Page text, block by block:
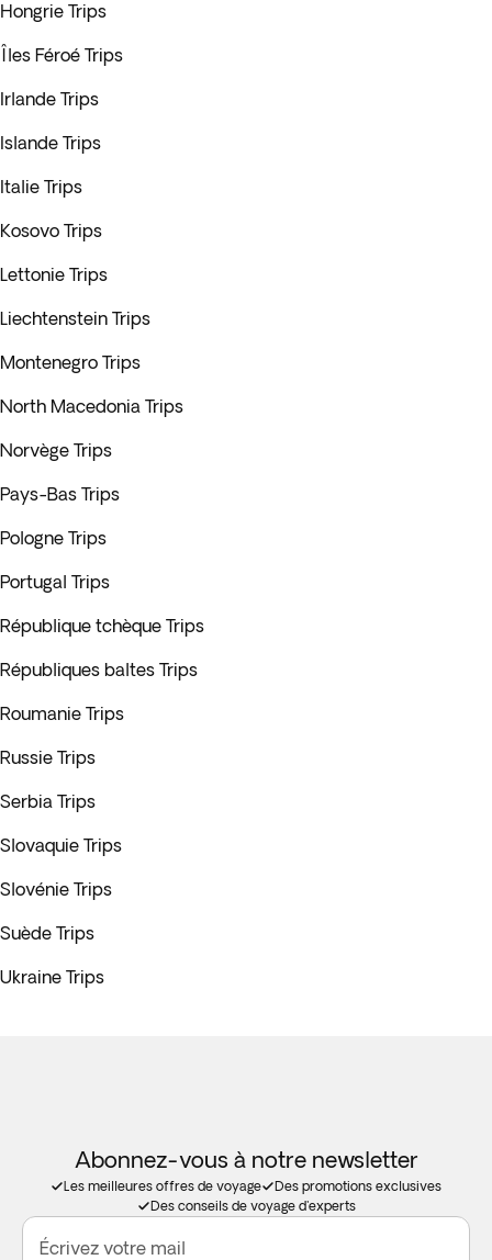
Hongrie Trips
Îles Féroé Trips
Irlande Trips
Islande Trips
Italie Trips
Kosovo Trips
Lettonie Trips
Liechtenstein Trips
Montenegro Trips
North Macedonia Trips
Norvège Trips
Pays-Bas Trips
Pologne Trips
Portugal Trips
République tchèque Trips
Républiques baltes Trips
Roumanie Trips
Russie Trips
Serbia Trips
Slovaquie Trips
Slovénie Trips
Suède Trips
Ukraine Trips
Abonnez-vous à notre newsletter
Les meilleures offres de voyage
Des promotions exclusives
Des conseils de voyage d'experts
Écrivez votre mail